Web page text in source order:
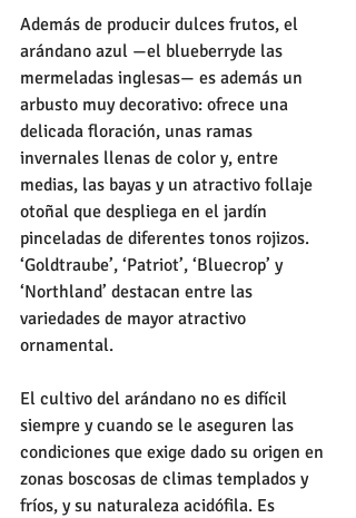
Además de producir dulces frutos, el
arándano azul —el blueberryde las
mermeladas inglesas— es además un
arbusto muy decorativo: ofrece una
delicada floración, unas ramas
invernales llenas de color y, entre
medias, las bayas y un atractivo follaje
otoñal que despliega en el jardín
pinceladas de diferentes tonos rojizos.
‘Goldtraube’, ‘Patriot’, ‘Bluecrop’ y
‘Northland’ destacan entre las
variedades de mayor atractivo
ornamental.
El cultivo del arándano no es difícil
siempre y cuando se le aseguren las
condiciones que exige dado su origen en
zonas boscosas de climas templados y
fríos, y su naturaleza acidófila. Es